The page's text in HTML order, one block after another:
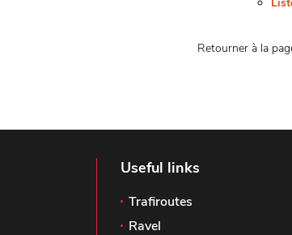
Retourner à la
Useful links
Trafiroutes
Ravel